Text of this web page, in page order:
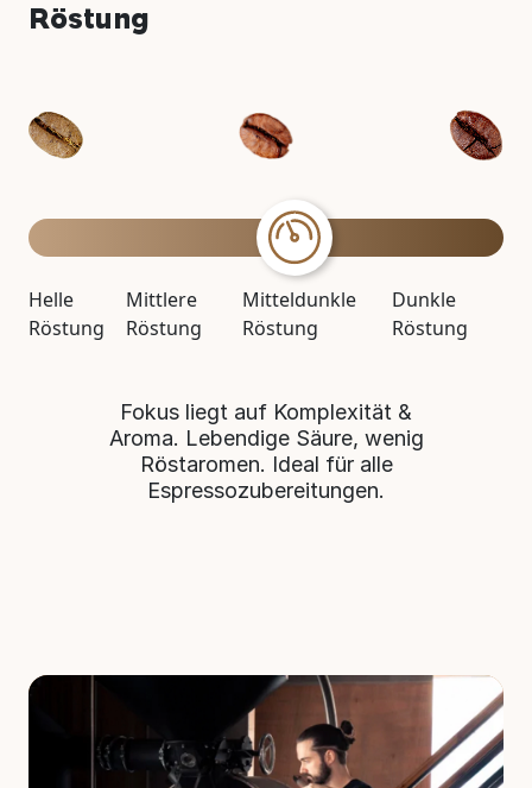
Röstung
Helle
Röstung
Mittlere
Röstung
Mitteldunkle
Röstung
Dunkle
Röstung
Fokus liegt auf Komplexität &
Aroma. Lebendige Säure, wenig
Röstaromen. Ideal für alle
Espressozubereitungen.